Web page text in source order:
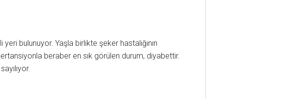
bulunuyor. Yaşla birlikte şeker hastalığının
beraber en sık görülen durum, diyabettir.